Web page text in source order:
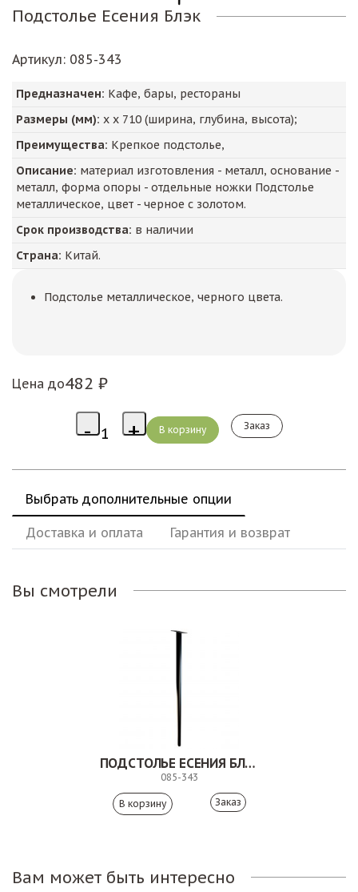
Подстолье Есения Блэк
Артикул: 085-343
Предназначен: Кафе, бары, рестораны
Размеры (мм): х х 710 (ширина, глубина, высота);
Преимущества: Крепкое подстолье,
Описание: материал изготовления - металл, основание -
металл, форма опоры - отдельные ножки Подстолье
металлическое, цвет - черное с золотом.
Срок производства: в наличии
Страна: Китай.
Подстолье металлическое, черного цвета.
Цена до482 ₽
Заказ
Выбрать дополнительные опции
Доставка и оплата Гарантия и возврат
Вы смотрели
ПОДСТОЛЬЕ ЕСЕНИЯ БЛЭК
085-343
Заказ
Вам может быть интересно